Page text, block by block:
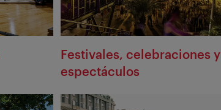
Festivales, celebraciones y
espectáculos